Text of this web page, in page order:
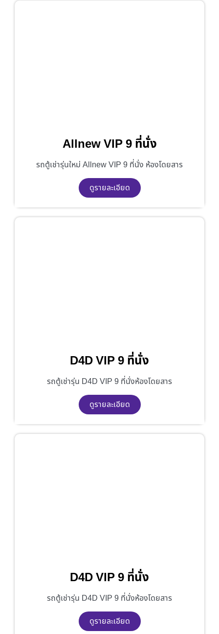
Allnew VIP 9 ที่นั่ง
รถตู้เช่ารุ่นใหม่ Allnew VIP 9 ที่นั่ง ห้องโดยสาร
ดูรายละเอียด
D4D VIP 9 ที่นั่ง
รถตู้เช่ารุ่น D4D VIP 9 ที่นั่งห้องโดยสาร
ดูรายละเอียด
D4D VIP 9 ที่นั่ง
รถตู้เช่ารุ่น D4D VIP 9 ที่นั่งห้องโดยสาร
ดูรายละเอียด